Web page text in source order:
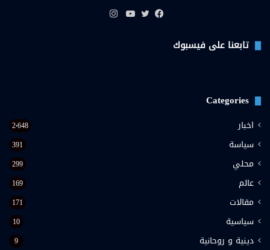
تابعنا على فيسبوك
Categories
اخبار 2٬648
سياسة 391
محلي 299
عالم 169
مقالات 171
سياسية 10
دينية و روحانية 9